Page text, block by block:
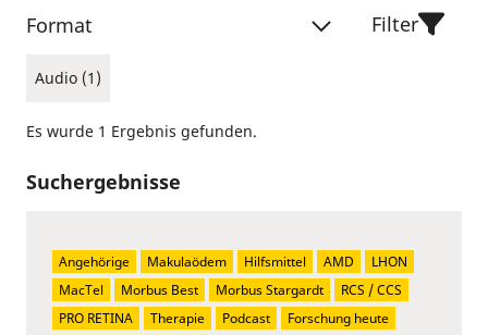
Format
Audio (1)
Filter
Es wurde 1 Ergebnis gefunden.
Suchergebnisse
Angehörige Makulaödem Hilfsmittel AMD
LHON
MacTel
Morbus Best Morbus Stargardt
RCS / CCS
PRO RETINA
Therapie Podcast
Forschung heute